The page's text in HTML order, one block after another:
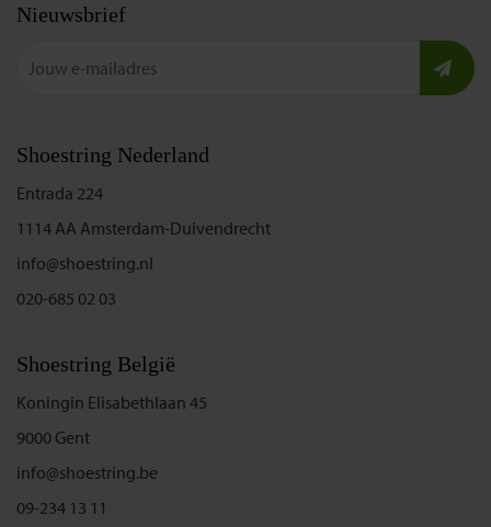
Nieuwsbrief
Shoestring Nederland
Entrada 224
1114 AA Amsterdam-Duivendrecht
info@shoestring.nl
020-685 02 03
Shoestring België
Koningin Elisabethlaan 45
9000 Gent
info@shoestring.be
09-234 13 11